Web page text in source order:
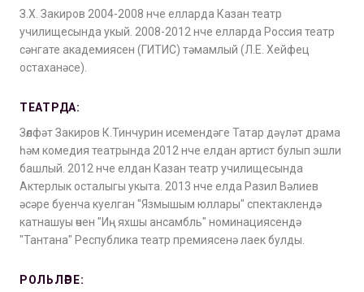
З.Х. Закиров 2004-2008 нче елларда Казан театр
училищесында укый. 2008-2012 нче елларда Россия театр
сәнгате академиясен (ГИТИС) тәмамлый (Л.Е. Хейфец
остаханәсе).
ТЕАТРДА:
Зөлфәт Закиров К.Тинчурин исемендәге Татар дәүләт драма
һәм комедия театрында 2012 нче елдан артист булып эшли
башлый. 2012 нче елдан Казан театр училищесында
Актерлык осталыгы укыта. 2013 нче елда Разил Вәлиев
әсәре буенча куелган "Язмышым юллары" спектаклендә
катнашуы өчен "Иң яхшы ансамбль" номинациясендә
"Тантана" Республика театр премиясенә лаек булды.
РОЛЬЛӘРЕ: